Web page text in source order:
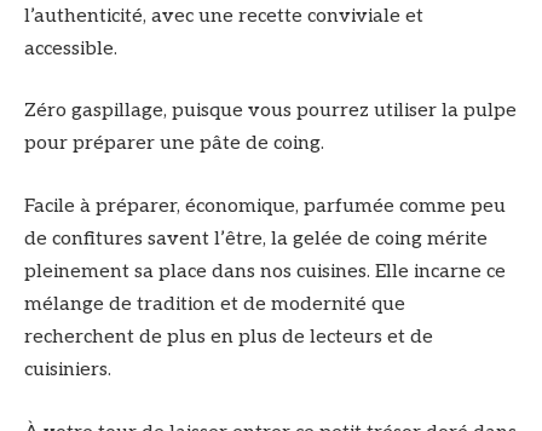
l’authenticité, avec une recette conviviale et
accessible.
Zéro gaspillage, puisque vous pourrez utiliser la pulpe
pour préparer une pâte de coing.
Facile à préparer, économique, parfumée comme peu
de confitures savent l’être, la gelée de coing mérite
pleinement sa place dans nos cuisines. Elle incarne ce
mélange de tradition et de modernité que
recherchent de plus en plus de lecteurs et de
cuisiniers.